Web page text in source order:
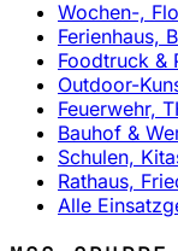
Wochen-,
Ferienhaus,
Foodtruck &
Outdoor-
Feuerwehr,
Bauhof &
Schulen,
Rathaus,
Alle